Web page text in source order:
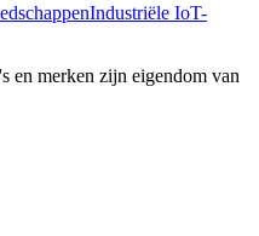
Industriële IoT-
en merken zijn eigendom van